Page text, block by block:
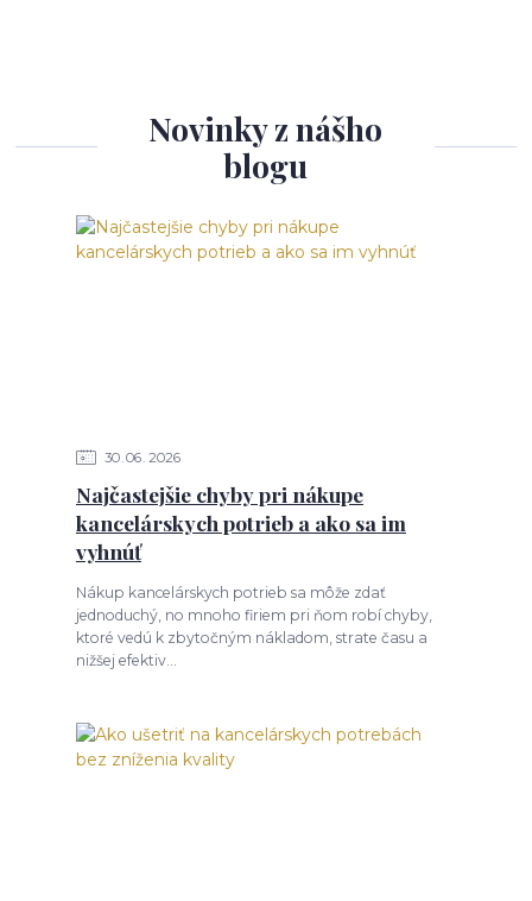
Novinky z nášho
blogu
30 06 2026
Najčastejšie chyby pri nákupe
kancelárskych potrieb a ako sa im
vyhnúť
Nákup kancelárskych potrieb sa môže zdať
jednoduchý, no mnoho firiem pri ňom robí chyby,
ktoré vedú k zbytočným nákladom, strate času a
nižšej efektiv...